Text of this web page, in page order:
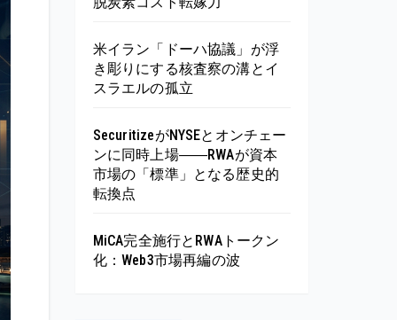
米イラン「ドーハ協議」が浮
き彫りにする核査察の溝とイ
スラエルの孤立
SecuritizeがNYSEとオンチェー
ンに同時上場――RWAが資本
市場の「標準」となる歴史的
転換点
MiCA完全施行とRWAトークン
化：Web3市場再編の波